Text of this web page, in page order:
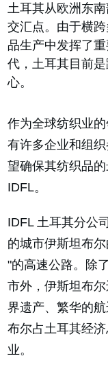
土耳其从欧洲东
交汇点。由于横
品生产中发挥了
代，土耳其目前
心。
作为全球纺织业
有许多企业和组
望确保其纺织品
IDFL。
IDFL 土耳其分公
的城市伊斯坦布
"的高速公路。除
市外，伊斯坦布
界遗产、繁华的
布尔占土耳其经
业。